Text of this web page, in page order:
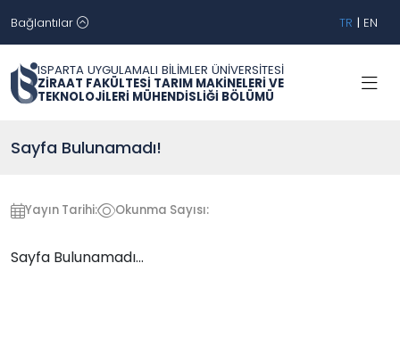
Bağlantılar TR | EN
ISPARTA UYGULAMALI BİLİMLER ÜNİVERSİTESİ
ZİRAAT FAKÜLTESİ TARIM MAKİNELERİ VE
TEKNOLOJİLERİ MÜHENDİSLİĞİ BÖLÜMÜ
Sayfa Bulunamadı!
Yayın Tarihi: Okunma Sayısı:
Sayfa Bulunamadı...